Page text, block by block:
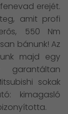
erejét.
amit profi
550 Nm
bánunk! Az
majd egy
sokak
kimagasló